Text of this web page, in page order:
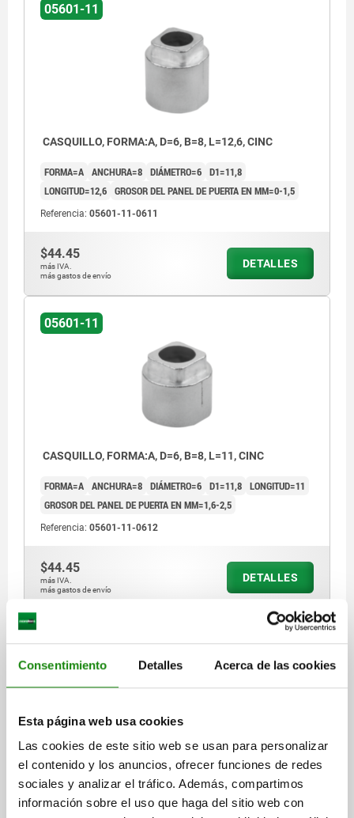
Consentimiento Detalles Acerca de las cookies
Esta página web usa cookies
Las cookies de este sitio web se usan para personalizar
el contenido y los anuncios, ofrecer funciones de redes
sociales y analizar el tráfico. Además, compartimos
información sobre el uso que haga del sitio web con
05601-11
CASQUILLO, FORMA:A, D=6, B=8, L=12,6, CINC
FORMA=A ANCHURA=8 DIÁMETRO=6 D1=11,8
LONGITUD=12,6 GROSOR DEL PANEL DE PUERTA EN MM=0-1,5
Referencia: 05601-11-0611
$44.45
más IVA.
más gastos de envío
DETALLES
05601-11
CASQUILLO, FORMA:A, D=6, B=8, L=11, CINC
FORMA=A ANCHURA=8 DIÁMETRO=6 D1=11,8 LONGITUD=11
GROSOR DEL PANEL DE PUERTA EN MM=1,6-2,5
Referencia: 05601-11-0612
$44.45
más IVA.
más gastos de envío
DETALLES
CASQUILLO, FORMA:B, D=6,1, B=7,9, L=15, CINC
FORMA=B ANCHURA=7,9 DIÁMETRO=6,1 D1=16